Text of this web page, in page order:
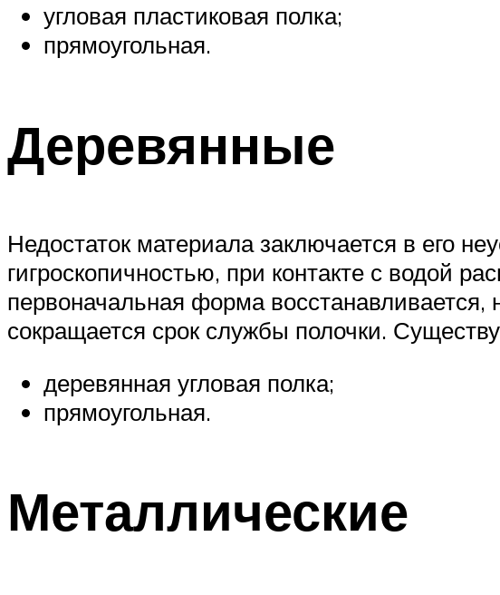
угловая пластиковая полка;
прямоугольная.
Деревянные
Недостаток материала заключается в его
гигроскопичностью, при контакте с водой
первоначальная форма восстанавливается,
сокращается срок службы полочки.
деревянная угловая полка;
прямоугольная.
Металлические